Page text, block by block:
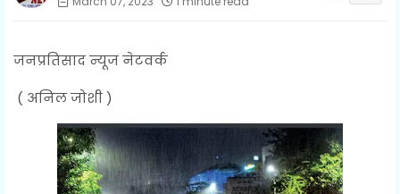
जनप्रतिसाद न्यूज नेटवर्क
( अनिल जोशी )